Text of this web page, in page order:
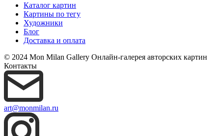
Каталог картин
Картины по тегу
Художники
Блог
Доставка и оплата
© 2024 Mon Milan Gallery Онлайн-галерея авторских картин
Контакты
art@monmilan.ru